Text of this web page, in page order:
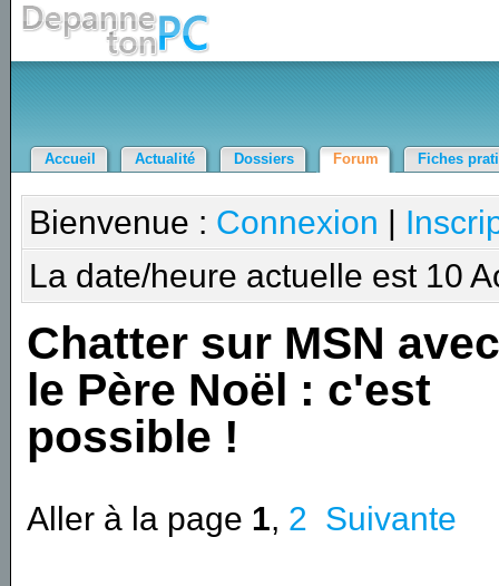
Accueil Actualité Dossiers Forum Fiches
Bienvenue : Connexion |
La date/heure actuelle est 10
Chatter sur MSN
le Père Noël : c'est
possible !
Aller à la page 1, 2 Suivante